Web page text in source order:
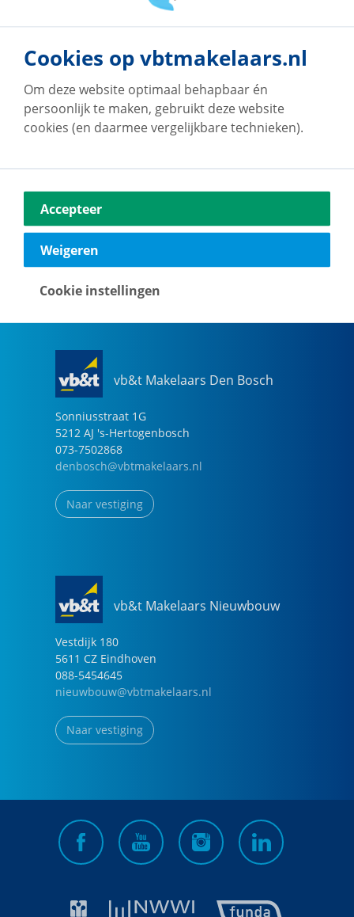
helmond@vbtmakelaars.nl
Naar vestiging
Vestdijk 180
5611 CZ Eindhoven
040-2696949
vb&t Makelaars Den Bosch
Sonniusstraat 1G
5212 AJ 's-Hertogenbosch
073-7502868
denbosch@vbtmakelaars.nl
Naar vestiging
vb&t Makelaars Nieuwbouw
Vestdijk 180
5611 CZ Eindhoven
088-5454645
nieuwbouw@vbtmakelaars.nl
Naar vestiging
Cookies op vbtmakelaars.nl
Om deze website optimaal behapbaar én
persoonlijk te maken, gebruikt deze website
cookies (en daarmee vergelijkbare technieken).
Accepteer
Weigeren
Cookie instellingen